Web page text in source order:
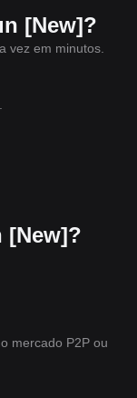
[New]?
vez em minutos.
[New]?
mercado P2P ou